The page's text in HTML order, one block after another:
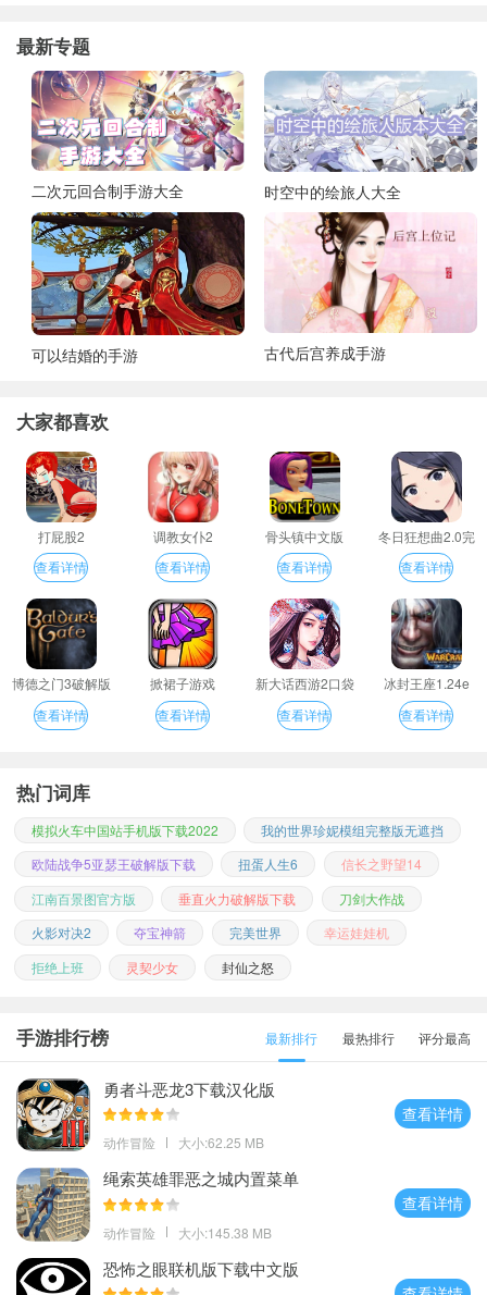
最新专题
二次元回合制手游大全 时空中的绘旅人大全
可以结婚的手游 古代后宫养成手游
大家都喜欢
打屁股2
查看详情
调教女仆2
查看详情
骨头镇中文版
查看详情
冬日狂想曲2.0完
整汉化版
查看详情
博德之门3破解版
查看详情
掀裙子游戏
查看详情
新大话西游2口袋
版
查看详情
冰封王座1.24e
查看详情
热门词库
模拟火车中国站手机版下载2022
我的世界珍妮模组完整版无遮挡
欧陆战争5亚瑟王破解版下载
扭蛋人生6
信长之野望14
江南百景图官方版
垂直火力破解版下载
刀剑大作战
火影对决2
夺宝神箭 完美世界
幸运娃娃机
拒绝上班
灵契少女 封仙之怒
手游排行榜 最新排行 最热排行 评分最高
勇者斗恶龙3下载汉化版
动作冒险 大小:62.25 MB
查看详情
绳索英雄罪恶之城内置菜单
动作冒险 大小:145.38 MB
查看详情
恐怖之眼联机版下载中文版